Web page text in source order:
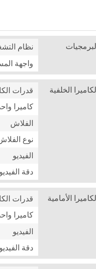
نظام
واجهة
الخلفية قدرات
كاميرا
الفلاش
نوع
الفيديو
دقة الفيديو
الأمامية قدرات
كاميرا
الفيديو
دقة الفيديو